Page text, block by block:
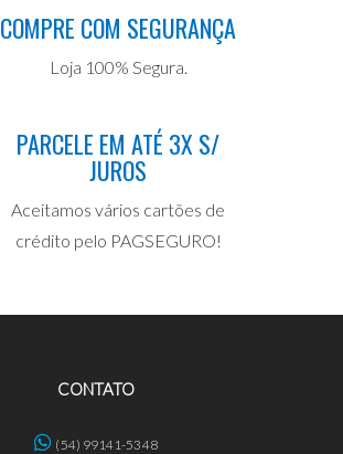
COMPRE COM SEGURANÇA
Loja 100% Segura.
PARCELE EM ATÉ 3X S/
JUROS
Aceitamos vários cartões de
crédito pelo PAGSEGURO!
CONTATO
(54) 99141-5348